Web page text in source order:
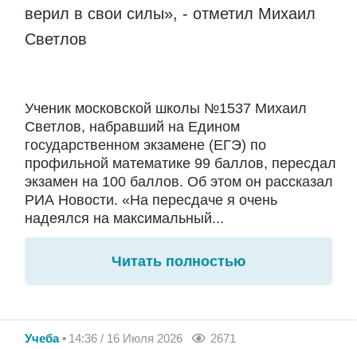
верил в свои силы», - отметил Михаил
Светлов
Ученик московской школы №1537 Михаил
Светлов, набравший на Едином
государственном экзамене (ЕГЭ) по
профильной математике 99 баллов, пересдал
экзамен на 100 баллов. Об этом он рассказал
РИА Новости. «На пересдаче я очень
надеялся на максимальный...
Читать полностью
Учеба 14:36 / 16 Июля 2026 2671